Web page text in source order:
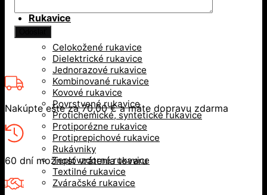
Rukavice
Celokožené rukavice
Dielektrické rukavice
Jednorazové rukavice
Kombinované rukavice
Kovové rukavice
Povrstvené rukavice
Protichemické, syntetické rukavice
Protiporézne rukavice
Protiprepichové rukavice
Rukávniky
Teplovzdorné rukavice
Textilné rukavice
Zváračské rukavice
Nakúpte ešte za70,00€a máte dopravu zdarma
60 dní možnosť vrátenia tovaru